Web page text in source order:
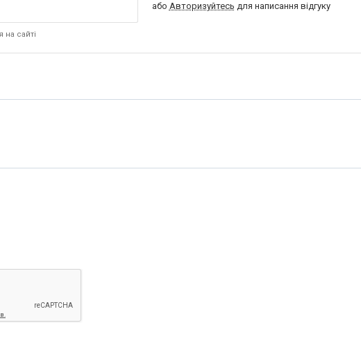
сайті
або Авторизуйтесь для написання відгуку